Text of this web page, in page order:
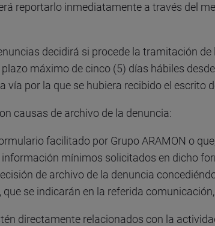
reportarlo inmediatamente a través del
decidirá si procede la tramitación
máximo de cinco (5) días hábiles
por la que se hubiera recibido el escrito
causas de archivo de la denuncia:
facilitado por Grupo ARAMON o
mínimos solicitados en dicho
de archivo de la denuncia
se indicarán en la referida
directamente relacionados con la